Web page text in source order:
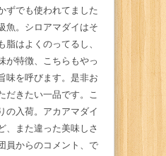
ずでも使われてました
魚。シロアマダイはそ
はよくのってるし、
が特徴、こちらもやっ
味を呼びます。是非お
だきたい一品です。こ
の入荷。アカアマダイ
、また違った美味しさ
員からのコメント、で